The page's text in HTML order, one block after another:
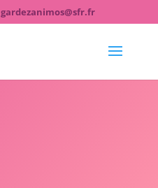
gardezanimos@sfr.fr